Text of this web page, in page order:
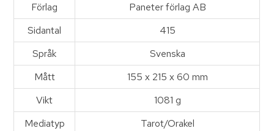
Förlag
Paneter förlag AB
Sidantal
415
Språk
Svenska
Mått
155 x 215 x 60 mm
Vikt
1081 g
Mediatyp
Tarot/Orakel